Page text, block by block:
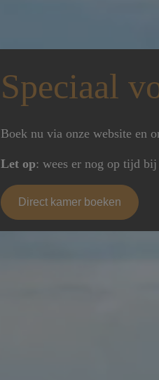
Speciaal
Boek nu via onze website en
Let op: wees er nog op tijd
Direct kamer boeken